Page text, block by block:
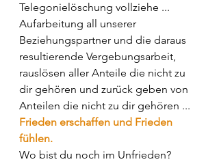
Telegonielöschung vollziehe ...
Aufarbeitung all unserer
Beziehungspartner und die daraus
resultierende Vergebungsarbeit,
rauslösen aller Anteile die nicht zu
dir gehören und zurück geben von
Anteilen die nicht zu dir gehören ...
Frieden erschaffen und Frieden
fühlen.
Wo bist du noch im Unfrieden?